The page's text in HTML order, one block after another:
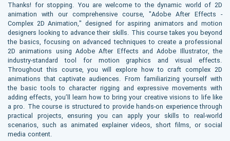
Thanks! for stopping. You are welcome to the dynamic world of 2D
animation with our comprehensive course, "Adobe After Effects -
Complex 2D Animation," designed for aspiring animators and motion
designers looking to advance their skills. This course takes you beyond
the basics, focusing on advanced techniques to create a professional
2D animations using Adobe After Effects and Adobe Illustrator, the
industry-standard tool for motion graphics and visual effects.
Throughout this course, you will explore how to craft complex 2D
animations that captivate audiences. From familiarizing yourself with
the basic tools to character rigging and expressive movements with
adding effects, you’ll learn how to bring your creative visions to life like
a pro. The course is structured to provide hands-on experience through
practical projects, ensuring you can apply your skills to real-world
scenarios, such as animated explainer videos, short films, or social
media content.